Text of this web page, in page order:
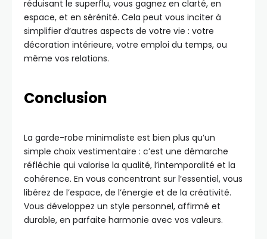
réduisant le superflu, vous gagnez en clarté, en
espace, et en sérénité. Cela peut vous inciter à
simplifier d’autres aspects de votre vie : votre
décoration intérieure, votre emploi du temps, ou
même vos relations.
Conclusion
La garde-robe minimaliste est bien plus qu’un
simple choix vestimentaire : c’est une démarche
réfléchie qui valorise la qualité, l’intemporalité et la
cohérence. En vous concentrant sur l’essentiel, vous
libérez de l’espace, de l’énergie et de la créativité.
Vous développez un style personnel, affirmé et
durable, en parfaite harmonie avec vos valeurs.